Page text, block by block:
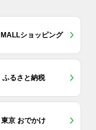
ショッピング
ふるさと納税
東京 おでかけ